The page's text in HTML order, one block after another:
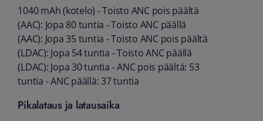
1040 mAh (kotelo) - Toisto ANC pois päältä
(AAC): Jopa 80 tuntia - Toisto ANC päällä
(AAC): Jopa 35 tuntia - Toisto ANC pois päältä
(LDAC): Jopa 54 tuntia - Toisto ANC päällä
(LDAC): Jopa 30 tuntia - ANC pois päältä: 53
tuntia - ANC päällä: 37 tuntia
Pikalataus ja latausaika